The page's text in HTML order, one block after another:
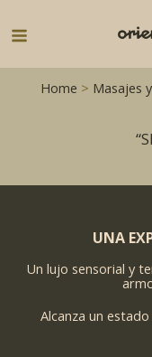
Main
MenuHome > Masajes
UNA
Un lujo sensorial y
Alcanza un